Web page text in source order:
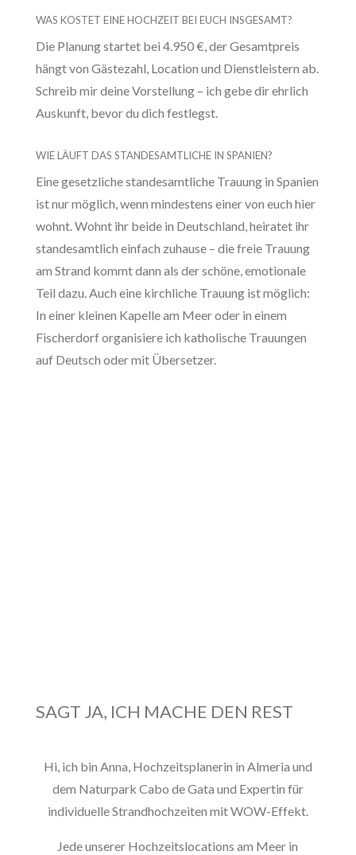
WAS KOSTET EINE HOCHZEIT BEI EUCH INSGESAMT?
Die Planung startet bei 4.950 €, der Gesamtpreis
hängt von Gästezahl, Location und Dienstleistern ab.
Schreib mir deine Vorstellung – ich gebe dir ehrlich
Auskunft, bevor du dich festlegst.
WIE LÄUFT DAS STANDESAMTLICHE IN SPANIEN?
Eine gesetzliche standesamtliche Trauung in Spanien
ist nur möglich, wenn mindestens einer von euch hier
wohnt. Wohnt ihr beide in Deutschland, heiratet ihr
standesamtlich einfach zuhause – die freie Trauung
am Strand kommt dann als der schöne, emotionale
Teil dazu. Auch eine kirchliche Trauung ist möglich:
In einer kleinen Kapelle am Meer oder in einem
Fischerdorf organisiere ich katholische Trauungen
auf Deutsch oder mit Übersetzer.
SAGT JA, ICH MACHE DEN REST
Hi, ich bin Anna, Hochzeitsplanerin in Almeria und
dem Naturpark Cabo de Gata und Expertin für
individuelle Strandhochzeiten mit WOW-Effekt.
Jede unserer Hochzeitslocations am Meer in